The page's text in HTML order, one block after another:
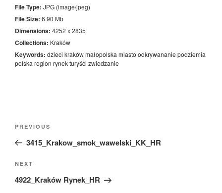
File Type: JPG (image/jpeg)
File Size: 6.90 Mb
Dimensions: 4252 x 2835
Collections: Kraków
Keywords: dzieci krakówmałopolska miasto odkrywananie podziemia
polska region rynekturyści zwiedzanie
Previous
Post
PREVIOUS
3415_Krakow_smok_wawelski_KK_HR
Next
Post
NEXT
4922_Kraków Rynek_HR